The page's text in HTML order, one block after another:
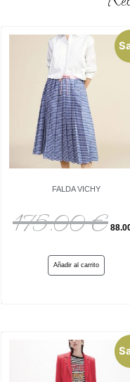
FALDA VICHY
175.00€
Añadir al carrito